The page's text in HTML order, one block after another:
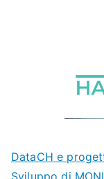
DataCH e
Sviluppo di